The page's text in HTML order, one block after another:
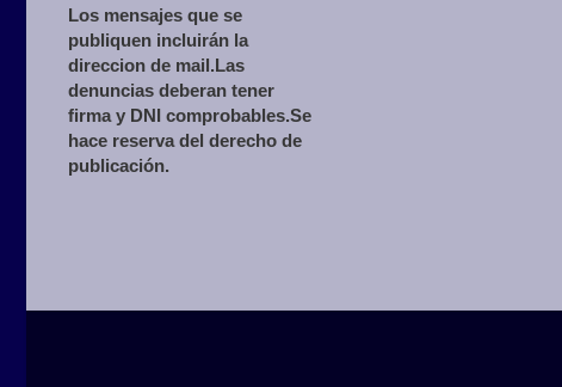
Los mensajes que se
publiquen incluirán la
direccion de mail.Las
denuncias deberan tener
firma y DNI comprobables.Se
hace reserva del derecho de
publicación.